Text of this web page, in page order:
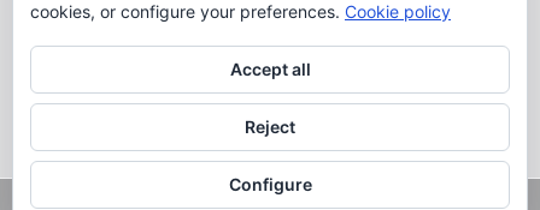
cookies, or configure your preferences. Cookie policy
Accept all
Reject
Configure